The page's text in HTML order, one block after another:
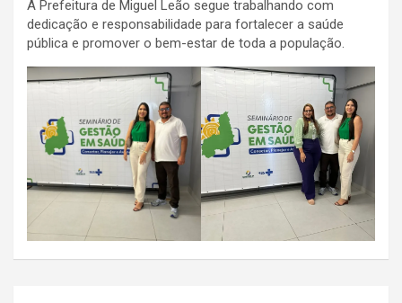
A Prefeitura de Miguel Leão segue trabalhando com
dedicação e responsabilidade para fortalecer a saúde
pública e promover o bem-estar de toda a população.